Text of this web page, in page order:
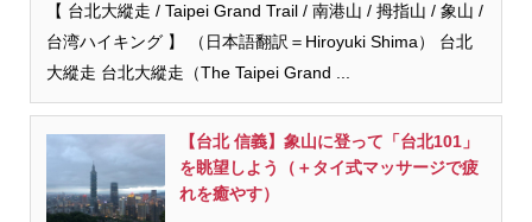
【 台北大縱走 / Taipei Grand Trail / 南港山 / 拇指山 / 象山 /
台湾ハイキング 】 （日本語翻訳＝Hiroyuki Shima） 台北
大縱走 台北大縱走（The Taipei Grand ...
【台北 信義】象山に登って「台北101」
を眺望しよう（＋タイ式マッサージで疲
れを癒やす）